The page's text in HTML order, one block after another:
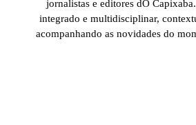
jornalistas e editores dO
integrado e multidisciplinar,
acompanhando as novidades do